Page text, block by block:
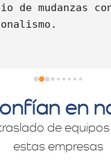
de mudanzas
en
de
estas empresas